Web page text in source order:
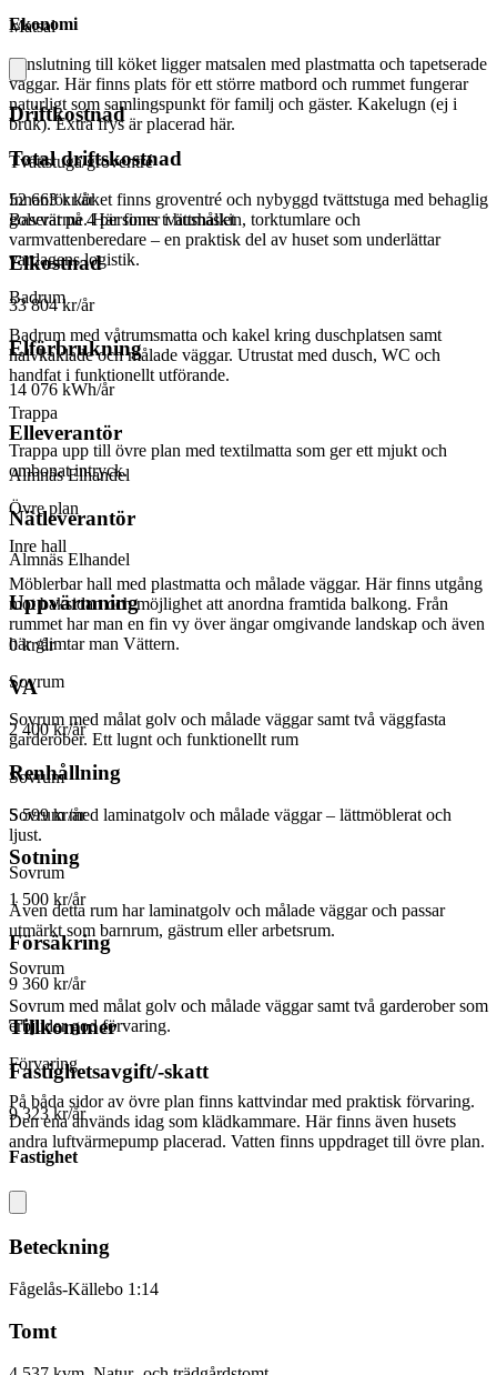
Matsal
I anslutning till köket ligger matsalen med plastmatta och tapetserade
väggar. Här finns plats för ett större matbord och rummet fungerar
naturligt som samlingspunkt för familj och gäster. Kakelugn (ej i
bruk). Extra frys är placerad här.
Tvättstuga/groventré
Innanför köket finns groventré och nybyggd tvättstuga med behaglig
golvvärme. Här finns tvättmaskin, torktumlare och
varmvattenberedare – en praktisk del av huset som underlättar
vardagens logistik.
Badrum
Badrum med våtrumsmatta och kakel kring duschplatsen samt
halvkaklade och målade väggar. Utrustat med dusch, WC och
handfat i funktionellt utförande.
Trappa
Trappa upp till övre plan med textilmatta som ger ett mjukt och
ombonat intryck.
Övre plan
Inre hall
Möblerbar hall med plastmatta och målade väggar. Här finns utgång
mot baksidan och möjlighet att anordna framtida balkong. Från
rummet har man en fin vy över ängar omgivande landskap och även
här glimtar man Vättern.
Sovrum
Sovrum med målat golv och målade väggar samt två väggfasta
garderober. Ett lugnt och funktionellt rum
Sovrum
Sovrum med laminatgolv och målade väggar – lättmöblerat och
ljust.
Sovrum
Även detta rum har laminatgolv och målade väggar och passar
utmärkt som barnrum, gästrum eller arbetsrum.
Sovrum
Sovrum med målat golv och målade väggar samt två garderober som
erbjuder god förvaring.
Förvaring
På båda sidor av övre plan finns kattvindar med praktisk förvaring.
Den ena används idag som klädkammare. Här finns även husets
andra luftvärmepump placerad. Vatten finns uppdraget till övre plan.
Ekonomi
Driftkostnad
Total driftskostnad
52 663 kr/år
Baserat på 4 personer i hushållet
Elkostnad
33 804 kr/år
Elförbrukning
14 076 kWh/år
Elleverantör
Almnäs Elhandel
Nätleverantör
Almnäs Elhandel
Uppvärmning
0 kr/år
VA
2 400 kr/år
Renhållning
5 599 kr/år
Sotning
1 500 kr/år
Försäkring
9 360 kr/år
Tillkommer
Fastighetsavgift/-skatt
9 323 kr/år
Fastighet
Beteckning
Fågelås-Källebo 1:14
Tomt